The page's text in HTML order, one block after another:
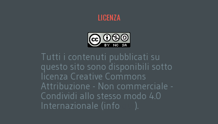
LICENZA
Tutti i contenuti pubblicati su
questo sito sono disponibili sotto
licenza Creative Commons
Attribuzione - Non commerciale -
Condividi allo stesso modo 4.0
Internazionale (info
).